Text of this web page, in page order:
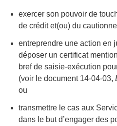
exercer son pouvoir de
de crédit et(ou) du
entreprendre une action en
déposer un certificat
bref de saisie-exécution
(voir le document 14-04-03,
ou
transmettre le cas aux
dans le but d’engager des